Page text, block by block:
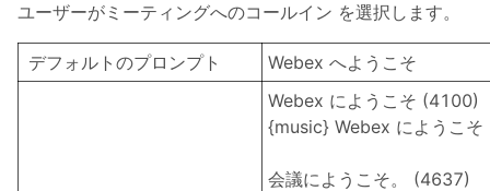
ユーザーがミーティングへのコールイン を選択します。
デフォルトのプロンプト Webex へようこそ
Webex にようこそ (4100)
{music} Webex にようこ
会議にようこそ。 (4637)